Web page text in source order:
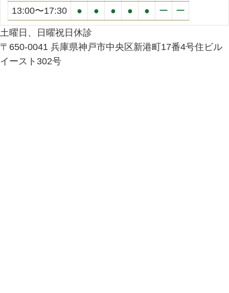
13:00〜17:30
● ● ● ● ● ー ー
土曜日、日曜祝日休診
〒650-0041 兵庫県神戸市中央区新港町17番4号住ビル
イースト302号